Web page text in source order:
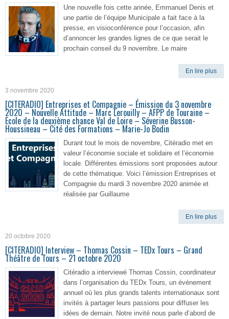
Une nouvelle fois cette année, Emmanuel Denis et
une partie de l’équipe Municipale a fait face à la
presse, en visioconférence pour l’occasion, afin
d’annoncer les grandes lignes de ce que serait le
prochain conseil du 9 novembre. Le maire
En lire plus
3 novembre 2020
[CITERADIO] Entreprises et Compagnie – Émission du 3 novembre
2020 – Nouvelle Attitude – Marc Lerouilly – AFPP de Touraine –
Ecole de la deuxième chance Val de Loire – Séverine Busson-
Houssineau – Cité des Formations – Marie-Jo Bodin
Durant tout le mois de novembre, Citéradio met en
valeur l’économie sociale et solidaire et l’économie
locale. Différentes émissions sont proposées autour
de cette thématique. Voici l’émission Entreprises et
Compagnie du mardi 3 novembre 2020 animée et
réalisée par Guillaume
En lire plus
20 octobre 2020
[CITERADIO] Interview – Thomas Cossin – TEDx Tours – Grand
Théâtre de Tours – 21 octobre 2020
Citéradio a interviewé Thomas Cossin, coordinateur
dans l’organisation du TEDx Tours, un événement
annuel où les plus grands talents internationaux sont
invités à partager leurs passions pour diffuser les
idées de demain. Notre invité nous parle d’abord de